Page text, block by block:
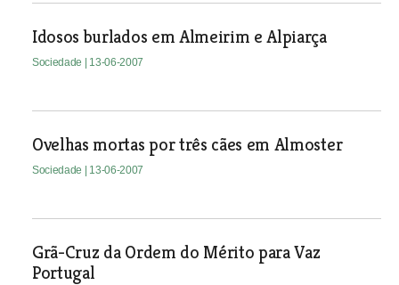
Idosos burlados em Almeirim e Alpiarça
Sociedade | 13-06-2007
Ovelhas mortas por três cães em Almoster
Sociedade | 13-06-2007
Grã-Cruz da Ordem do Mérito para Vaz
Portugal